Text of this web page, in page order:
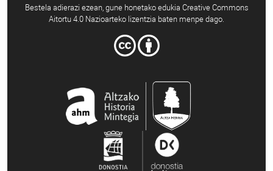
Bestela adierazi ezean, gune honetako edukia Creative Commons
Aitortu 4.0 Nazioarteko lizentzia baten menpe dago.